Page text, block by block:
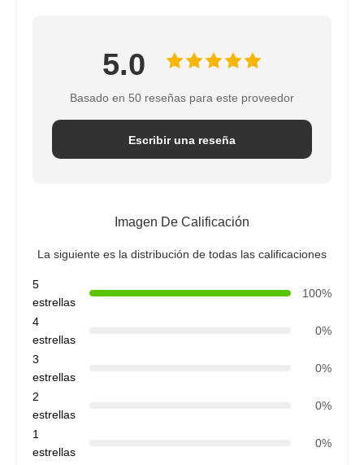
5.0
Basado en 50 reseñas para este proveedor
Escribir una reseña
Imagen De Calificación
La siguiente es la distribución de todas las calificaciones
5
estrellas
100%
4
estrellas
0%
3
estrellas
0%
2
estrellas
0%
1
estrellas
0%